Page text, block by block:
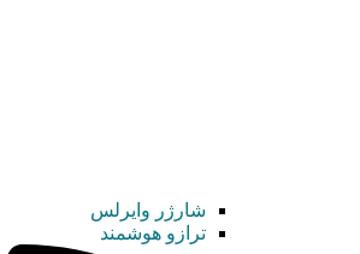
شارژر وایرلس
ترازو هوشمند